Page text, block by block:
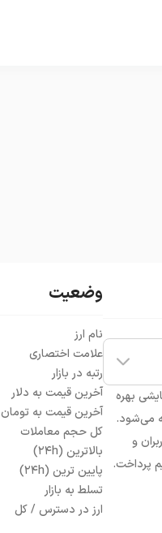
بهره
می‌شود.
و
پرداخت.
وضعیت
نام ارز
علامت اختصاری
رتبه در بازار
آخرین قیمت به دلار
آخرین قیمت به تومان
کل حجم معاملات
بالاترین (۲۴h)
پایین ترین (۲۴h)
تسلط به بازار
ارز در دسترس / کل